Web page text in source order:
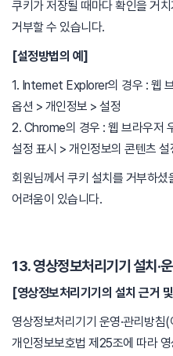
쿠키가 저장될 때마다 확인을 거
거부할 수 있습니다.
[설정방법의 예]
1. Internet Explorer의 경우 : 웹
옵션 > 개인정보 > 설정
2. Chrome의 경우 : 웹 브라우저
설정 표시 > 개인정보의 콘텐츠 설
회원님께서 쿠키 설치를 거부하셨
어려움이 있습니다.
13. 영상정보처리기기 설치·
[영상정보처리기기의 설치 근거
영상정보처리기기 운영·관리방
개인정보보호법 제25조에 따라